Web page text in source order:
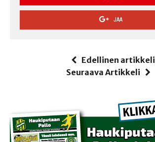
JAA
Edellinen artikkeli
Seuraava Artikkeli